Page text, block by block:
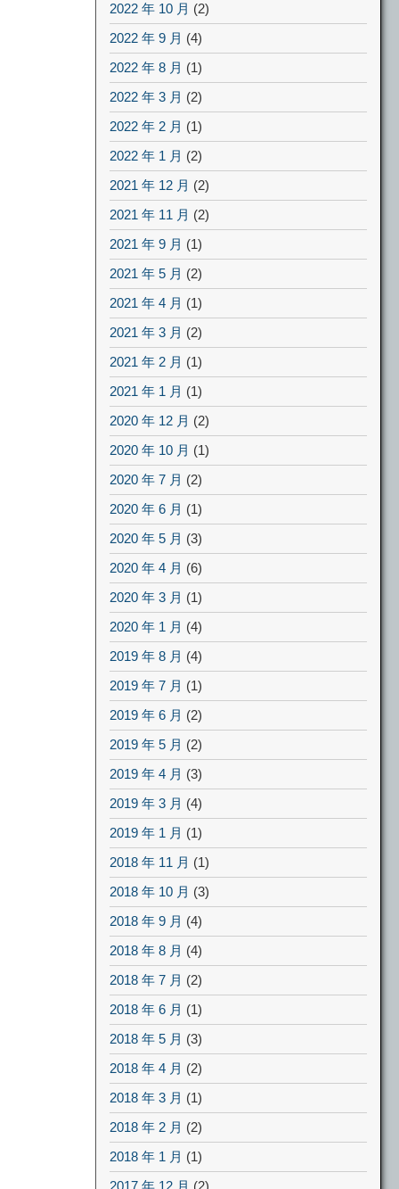
2022 年 10 月 (2)
2022 年 9 月 (4)
2022 年 8 月 (1)
2022 年 3 月 (2)
2022 年 2 月 (1)
2022 年 1 月 (2)
2021 年 12 月 (2)
2021 年 11 月 (2)
2021 年 9 月 (1)
2021 年 5 月 (2)
2021 年 4 月 (1)
2021 年 3 月 (2)
2021 年 2 月 (1)
2021 年 1 月 (1)
2020 年 12 月 (2)
2020 年 10 月 (1)
2020 年 7 月 (2)
2020 年 6 月 (1)
2020 年 5 月 (3)
2020 年 4 月 (6)
2020 年 3 月 (1)
2020 年 1 月 (4)
2019 年 8 月 (4)
2019 年 7 月 (1)
2019 年 6 月 (2)
2019 年 5 月 (2)
2019 年 4 月 (3)
2019 年 3 月 (4)
2019 年 1 月 (1)
2018 年 11 月 (1)
2018 年 10 月 (3)
2018 年 9 月 (4)
2018 年 8 月 (4)
2018 年 7 月 (2)
2018 年 6 月 (1)
2018 年 5 月 (3)
2018 年 4 月 (2)
2018 年 3 月 (1)
2018 年 2 月 (2)
2018 年 1 月 (1)
2017 年 12 月 (2)